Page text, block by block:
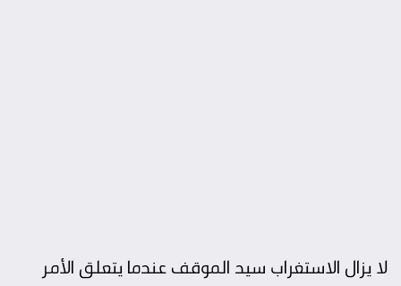
لا يزال الاستغراب سيد الموقف عندما يتعلق الأمر